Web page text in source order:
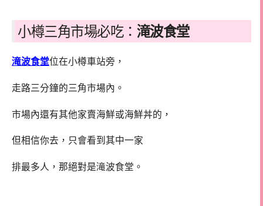
小樽三角市場必吃： 滝波食堂
滝波食堂位在小樽車站旁，
走路三分鐘的三角市場內。
市場內還有其他家賣海鮮或海鮮丼的，
但相信你去，只會看到其中一家
排最多人，那絕對是滝波食堂。